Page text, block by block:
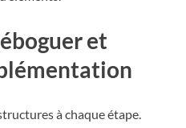
et
à chaque étape.